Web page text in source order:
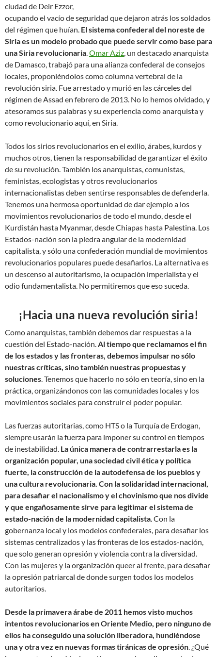
ciudad de Deir Ezzor,
ocupando el vacío de seguridad que dejaron atrás los soldados
del régimen que huían. El sistema confederal del noreste de
Siria es un modelo probado que puede servir como base para
una Siria revolucionaria.Omar Aziz, un destacado anarquista
de Damasco, trabajó para una alianza confederal de consejos
locales, proponiéndolos como columna vertebral de la
revolución siria. Fue arrestado y murió en las cárceles del
régimen de Assad en febrero de 2013. No lo hemos olvidado, y
atesoramos sus palabras y su experiencia como anarquista y
como revolucionario aquí, en Siria.
Todos los sirios revolucionarios en el exilio, árabes, kurdos y
muchos otros, tienen la responsabilidad de garantizar el éxito
de su revolución. También los anarquistas, comunistas,
feministas, ecologistas y otros revolucionarios
internacionalistas deben sentirse responsables de defenderla.
Tenemos una hermosa oportunidad de dar ejemplo a los
movimientos revolucionarios de todo el mundo, desde el
Kurdistán hasta Myanmar, desde Chiapas hasta Palestina. Los
Estados-nación son la piedra angular de la modernidad
capitalista, y sólo una confederación mundial de movimientos
revolucionarios populares puede desafiarlos. La alternativa es
un descenso al autoritarismo, la ocupación imperialista y el
odio fundamentalista. No permitiremos que eso suceda.
¡Hacia una nueva revolución siria!
Como anarquistas, también debemos dar respuestas a la
cuestión del Estado-nación.Al tiempo que reclamamos el fin
de los estados y las fronteras, debemos impulsar no sólo
nuestras críticas, sino también nuestras propuestas y
soluciones. Tenemos que hacerlo no sólo en teoría, sino en la
práctica, organizándonos con las comunidades locales y los
movimientos sociales para construir el poder popular.
Las fuerzas autoritarias, como HTS o la Turquía de Erdogan,
siempre usarán la fuerza para imponer su control en tiempos
de inestabilidad. La única manera de contrarrestarla es la
organización popular, una sociedad civil ética y política
fuerte, la construcción de la autodefensa de los pueblos y
una cultura revolucionaria. Con la solidaridad internacional,
para desafiar el nacionalismo y el chovinismo que nos divide
y que engañosamente sirve para legitimar el sistema de
estado-nación de la modernidad capitalista. Con la
gobernanza local y los modelos confederales, para desafiar los
sistemas centralizados y las fronteras de los estados-nación,
que solo generan opresión y violencia contra la diversidad.
Con las mujeres y la organización queer al frente, para desafiar
la opresión patriarcal de donde surgen todos los modelos
autoritarios.
Desde la primavera árabe de 2011 hemos visto muchos
intentos revolucionarios en Oriente Medio, pero ninguno de
ellos ha conseguido una solución liberadora, hundiéndose
una y otra vez en nuevas formas tiránicas de opresión. ¿Qué